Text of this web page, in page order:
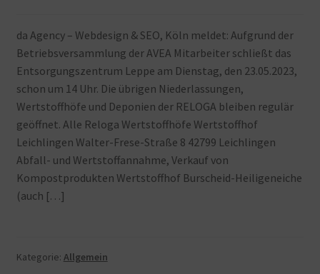
da Agency – Webdesign & SEO, Köln meldet: Aufgrund der
Betriebsversammlung der AVEA Mitarbeiter schließt das
Entsorgungszentrum Leppe am Dienstag, den 23.05.2023,
schon um 14 Uhr. Die übrigen Niederlassungen,
Wertstoffhöfe und Deponien der RELOGA bleiben regulär
geöffnet. Alle Reloga Wertstoffhöfe Wertstoffhof
Leichlingen Walter-Frese-Straße 8 42799 Leichlingen
Abfall- und Wertstoffannahme, Verkauf von
Kompostprodukten Wertstoffhof Burscheid-Heiligeneiche
(auch […]
Kategorie: Allgemein